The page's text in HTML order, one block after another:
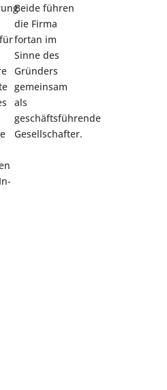
Beide führen
die Firma
fortan im
Sinne des
Gründers
gemeinsam
als
geschäftsführende
Gesellschafter.